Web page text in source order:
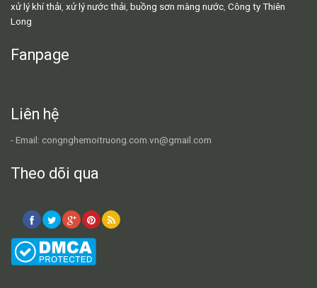
xử lý khí thải, xử lý nước thải, buồng sơn màng nước, Công ty Thiên
Long
Fanpage
Liên hệ
- Email: congnghemoitruong.com.vn@gmail.com
Theo dõi qua